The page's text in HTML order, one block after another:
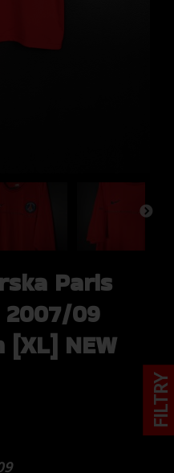
Paris
2007/09
[XL] NEW
FILTRY